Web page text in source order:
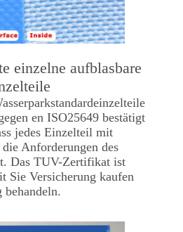
einzelne aufblasbare
en ISO25649 bestätigt
jedes Einzelteil mit
Anforderungen des
Das TUV-Zertifikat ist
Sie Versicherung kaufen